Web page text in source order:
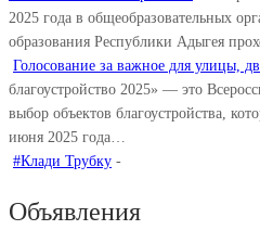
2025 года в общеобразовательных
образования Республики Адыгея
Голосование за важное для улицы,
благоустройство 2025» — это
выбор объектов благоустройства,
июня 2025 года…
#Клади Трубку -
Объявления